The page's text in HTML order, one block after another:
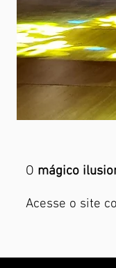
O mágico
Acesse o site